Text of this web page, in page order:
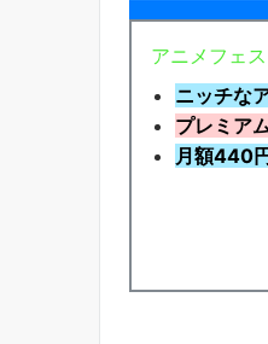
アニメフェ
ニッチな
プレミア
月額440